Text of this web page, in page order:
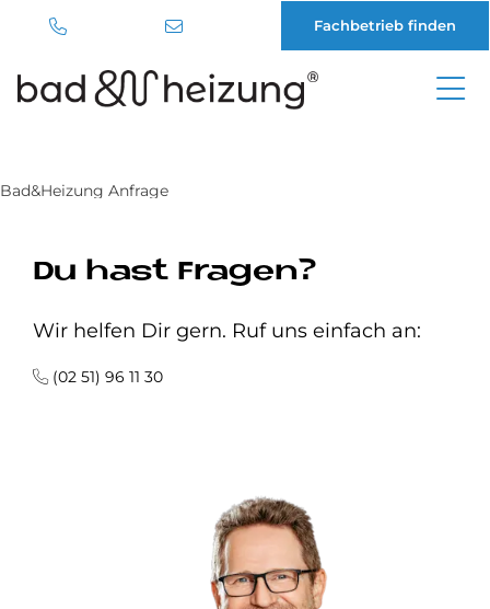
Fachbetrieb finden
Bad&Heizung Anfrage
Du hast Fragen?
Wir helfen Dir gern. Ruf uns einfach an:
(02 51) 96 11 30